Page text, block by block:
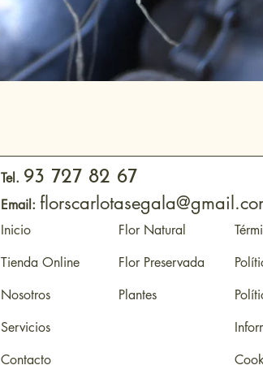
Tel. 93 727 82 67
Email:
Inicio
Tienda Online
Nosotros
Servicios
Contacto
Flor Natural
Flor Preservada
Plantes